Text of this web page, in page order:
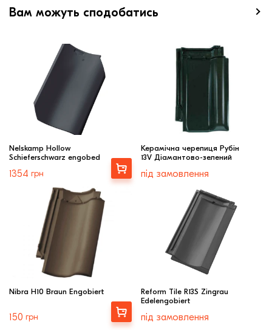
Вам можуть сподобатись
Nelskamp Hollow
Schieferschwarz engobed
1354 грн
Вибрати
Керамічна черепиця Рубін
13V Діамантово-зелений
під замовлення
Nibra H10 Braun Engobiert
150 грн
Купити
Reform Tile R13S Zingrau
Edelengobiert
під замовлення